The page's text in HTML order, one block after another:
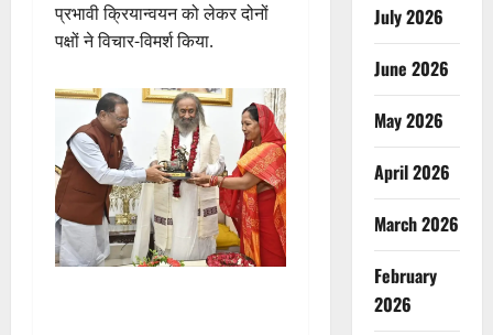
प्रभावी क्रियान्वयन को लेकर दोनों
पक्षों ने विचार-विमर्श किया.
July 2026
June 2026
May 2026
April 2026
March 2026
February
2026